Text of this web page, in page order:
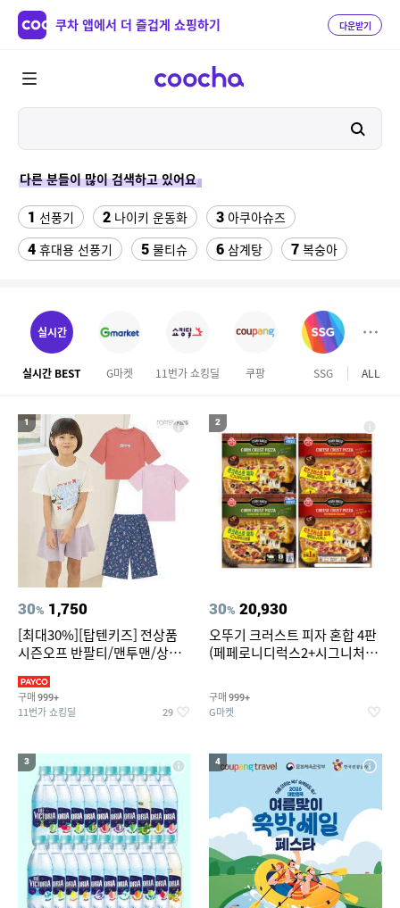
쿠차 앱에서 더 즐겁게 쇼핑하기 다운받기
다른 분들이 많이 검색하고 있어요
1 선풍기 2 나이키 운동화 3 아쿠아슈즈
4 휴대용 선풍기 5 물티슈 6 삼계탕 7 복숭아
11 미니 탁상용 선풍기
13 크록스
16 대용량 바디로션 17 에어컨 18 하이원 워터월드
여성용속옷브라탑 테프론 테이프
ALL
실시간
실시간 BEST G마켓 11번가 쇼킹딜 쿠팡 SSG
1
30% 1,750
[최대30%][탑텐키즈] 전상품
시즌오프 반팔티/맨투맨/상하
구매 999+
11번가 쇼킹딜 29
2
30% 20,930
오뚜기 크러스트 피자 혼합 4판
(페페로니디럭스2+시그니처익
구매 999+
G마켓
3 4